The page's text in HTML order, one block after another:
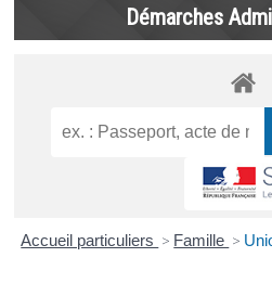
Démarches
Accueil particuliers > Famille >